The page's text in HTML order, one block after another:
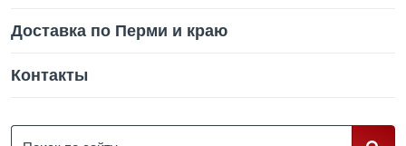
Доставка по Перми и краю
Контакты